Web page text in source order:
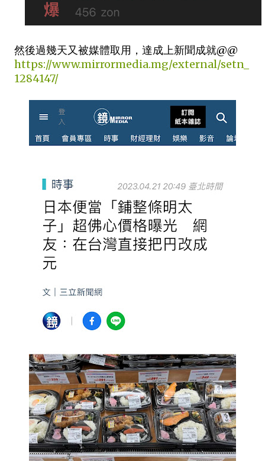
然後過幾天又被媒體取用，達成上新聞成就@@
https://www.mirrormedia.mg/external/setn_
1284147/